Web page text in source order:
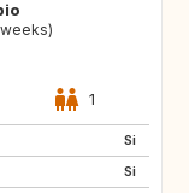
1
Si
Si